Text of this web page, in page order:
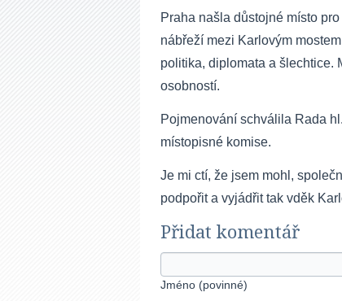
Praha našla důstojné místo
nábřeží mezi Karlovým
politika, diplomata a šlechtice.
osobností.
Pojmenování schválila Rada
místopisné komise.
Je mi ctí, že jsem mohl,
podpořit a vyjádřit tak vděk
Přidat komentář
Jméno (povinné)